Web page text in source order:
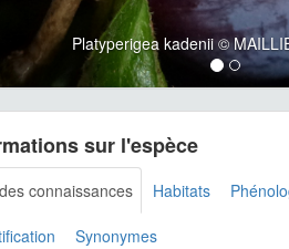
Platyperigea kadenii ©
sur l'espèce
connaissances Habitats
Synonymes